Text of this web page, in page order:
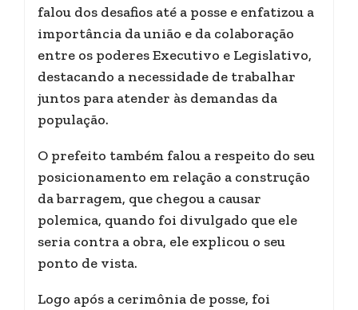
falou dos desafios até a posse e enfatizou a
importância da união e da colaboração
entre os poderes Executivo e Legislativo,
destacando a necessidade de trabalhar
juntos para atender às demandas da
população.
O prefeito também falou a respeito do seu
posicionamento em relação a construção
da barragem, que chegou a causar
polemica, quando foi divulgado que ele
seria contra a obra, ele explicou o seu
ponto de vista.
Logo após a cerimônia de posse, foi